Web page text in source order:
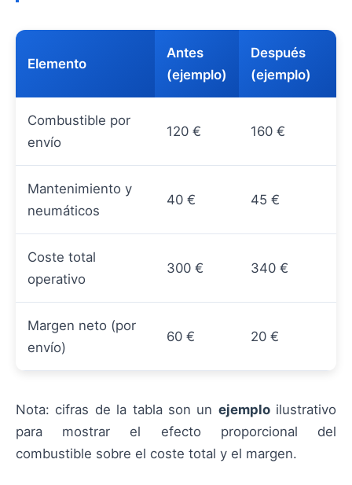
Elemento
Antes
(ejemplo)
Después
(ejemplo)
Combustible por
envío
120 € 160 €
Mantenimiento y
neumáticos
40 € 45 €
Coste total
operativo
300 € 340 €
Margen neto (por
envío)
60 € 20 €
Nota: cifras de la tabla son un ejemploilustrativo
para mostrar el efecto proporcional del
combustible sobre el coste total y el margen.